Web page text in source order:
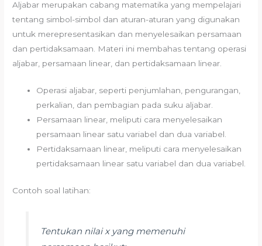
Aljabar merupakan cabang matematika yang mempelajari
tentang simbol-simbol dan aturan-aturan yang digunakan
untuk merepresentasikan dan menyelesaikan persamaan
dan pertidaksamaan. Materi ini membahas tentang operasi
aljabar, persamaan linear, dan pertidaksamaan linear.
Operasi aljabar, seperti penjumlahan, pengurangan,
perkalian, dan pembagian pada suku aljabar.
Persamaan linear, meliputi cara menyelesaikan
persamaan linear satu variabel dan dua variabel.
Pertidaksamaan linear, meliputi cara menyelesaikan
pertidaksamaan linear satu variabel dan dua variabel.
Contoh soal latihan:
Tentukan nilai x yang memenuhi